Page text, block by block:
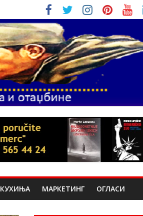
КУХИЊА МАРКЕТИНГ ОГЛАСИ